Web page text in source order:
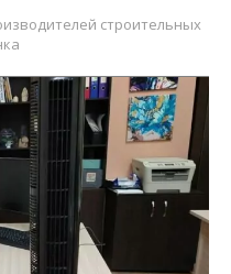
строительных